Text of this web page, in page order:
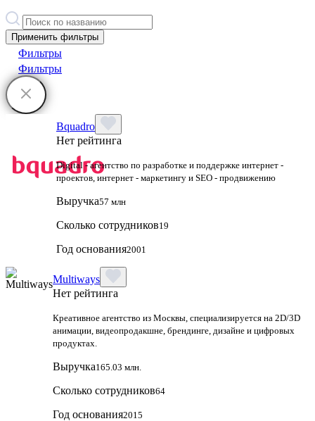
Применить фильтры
Фильтры
Фильтры
Bquadro
Нет рейтинга
Digital - агентство по разработке и поддержке интернет -
проектов, интернет - маркетингу и SEO - продвижению
Выручка57 млн
Сколько сотрудников19
Год основания2001
Multiways
Нет рейтинга
Креативное агентство из Москвы, специализируется на 2D/3D
анимации, видеопродакшне, брендинге, дизайне и цифровых
продуктах.
Выручка165.03 млн.
Сколько сотрудников64
Год основания2015